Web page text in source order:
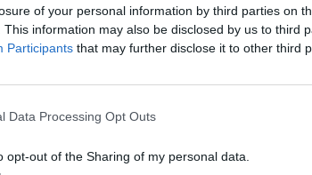
of your personal information by third parties on
This information may also be disclosed by us to third
Participants that may further disclose it to other third
Data Processing Opt Outs
opt-out of the Sharing of my personal data.
a hátsó terhelést hagyományosan ezzel az
régi szövetsége
kedvenc márkája volt, és nem csak
bevetették őket, még mielőtt a sürgősségi
a kettős örökség most új értelmet kap az